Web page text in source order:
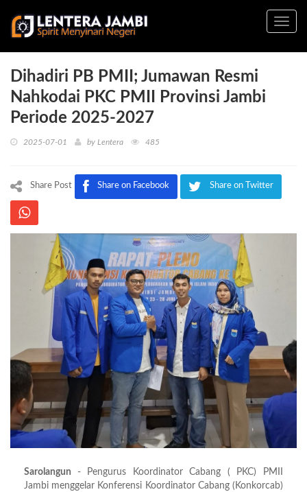
Dihadiri PB PMII; Jumawan Resmi
Nahkodai PKC PMII Provinsi Jambi
Periode 2025-2027
2025-07-01 by Lentera 485
Share Post Share on Facebook Share on Twitter
Sarolangun
- Pengurus Koordinator Cabang ( PKC) PMII
Jambi menggelar Konferensi Koordinator Cabang (Konkorcab)